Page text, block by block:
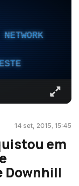
14 set, 2015, 15:45
em
Downhill